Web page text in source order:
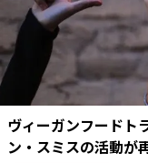
ヴィーガンフードト
ン・スミスの活動が